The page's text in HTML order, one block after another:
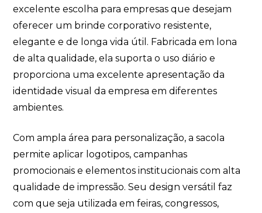
excelente escolha para empresas que desejam
oferecer um brinde corporativo resistente,
elegante e de longa vida útil. Fabricada em lona
de alta qualidade, ela suporta o uso diário e
proporciona uma excelente apresentação da
identidade visual da empresa em diferentes
ambientes.
Com ampla área para personalização, a sacola
permite aplicar logotipos, campanhas
promocionais e elementos institucionais com alta
qualidade de impressão. Seu design versátil faz
com que seja utilizada em feiras, congressos,